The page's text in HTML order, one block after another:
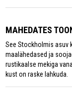
MAHEDATES
See Stockholmis asuv
maalähedased ja
rustikaalse mekiga
kust on raske lahkuda.